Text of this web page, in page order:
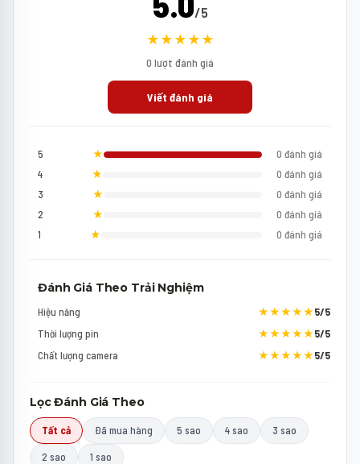
/5
★★★★★
0 lượt đánh giá
Viết đánh giá
5 ★
0 đánh giá
4
★
0 đánh giá
3
★
0 đánh giá
2
★
0 đánh giá
1
★ 0 đánh giá
Đánh Giá Theo Trải Nghiệm
Hiệu năng ★★★★★5/5
Thời lượng pin
★★★★★5/5
Chất lượng camera
★★★★★5/5
Lọc Đánh Giá Theo
Tất cả Đã mua hàng 5 sao 4 sao 3 sao
2 sao 1 sao